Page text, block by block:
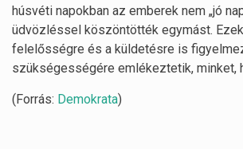
húsvéti napokban az emberek nem „jó
üdvözléssel köszöntötték egymást.
felelősségre és a küldetésre is
szükségességére emlékeztetik, minket,
(Forrás: Demokrata)